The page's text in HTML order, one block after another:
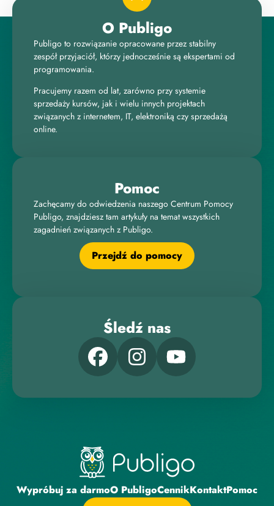
O Publigo
Publigo to rozwiązanie opracowane przez stabilny
zespół przyjaciół, którzy jednocześnie są ekspertami od
programowania.
Pracujemy razem od lat, zarówno przy systemie
sprzedaży kursów, jak i wielu innych projektach
związanych z internetem, IT, elektroniką czy sprzedażą
online.
Pomoc
Zachęcamy do odwiedzenia naszego Centrum Pomocy
Publigo, znajdziesz tam artykuły na temat wszystkich
zagadnień związanych z Publigo.
Przejdź do pomocy
Śledź nas
Wypróbuj za darmoO PubligoCennikKontaktPomoc